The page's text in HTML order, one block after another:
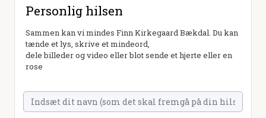
Personlig hilsen
Sammen kan vi mindes Finn Kirkegaard Bækdal. Du kan
tænde et lys, skrive et mindeord,
dele billeder og video eller blot sende et hjerte eller en
rose